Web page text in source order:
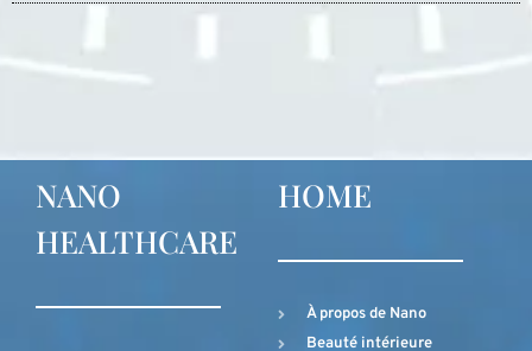
NANO
HEALTHCARE
HOME
À propos de Nano
Beauté intérieure